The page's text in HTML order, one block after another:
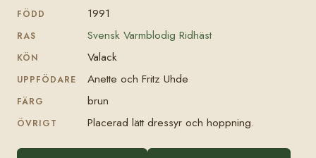
FÖDD 1991
RAS Svensk Varmblodig Ridhäst
KÖN Valack
UPPFÖDARE Anette och Fritz Uhde
FÄRG brun
ÖVRIGT Placerad lätt dressyr och hoppning.